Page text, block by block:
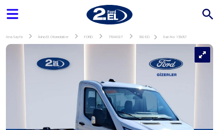
Ana Sayfa İkinci El Otomobiller FORD TRANSIT 350 ED İlan No: 135057